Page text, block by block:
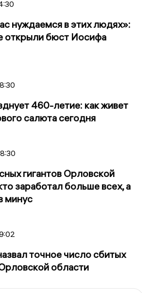
нуждаемся в этих людях»:
открыли бюст Иосифа
460-летие: как живет
салюта сегодня
гигантов Орловской
заработал больше всех, а
минус
точное число сбитых
области